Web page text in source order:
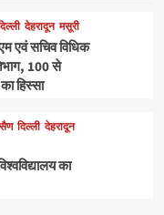
देहरादून मसूरी
एवं सचिव विधिक
100 से
हिस्सा
दिल्ली देहरादून
का